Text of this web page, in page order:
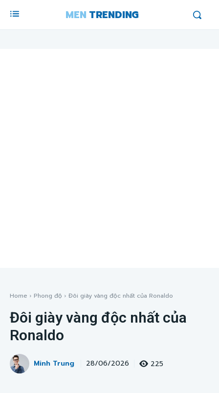
MEN TRENDING
Home Phong độ Đôi giày vàng độc nhất của Ronaldo
Đôi giày vàng độc nhất của
Ronaldo
Minh Trung 28/06/2026 225